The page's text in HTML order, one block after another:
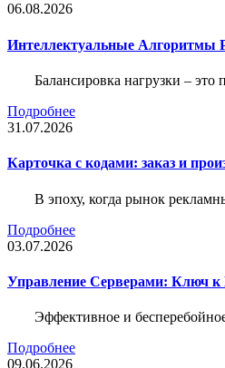
06.08.2026
Интеллектуальные Алгоритмы
Балансировка нагрузки –
Подробнее
31.07.2026
Карточка c кодами: заказ и
В эпоху, когда рынок
Подробнее
03.07.2026
Управление Серверами: Ключ
Эффективное и
Подробнее
09.06.2026